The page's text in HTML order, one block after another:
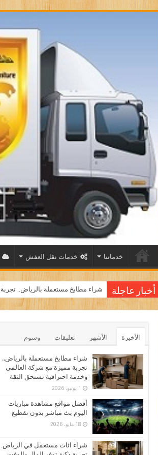
خدماتنا خدمات نقل العفش
أخبار عاجلة شراء مطابخ مستعملة بالرياض..
الأخيرة الأشهر تعليقات وسوم
شراء مطابخ مستعملة بالرياض..
تجربة مميزة مع شركة العالمي
وخدمة احترافية تستحق الثقة
1 يونيو، 2026
أفضل مواقع مشاهدة مباريات
اليوم بث مباشر بدون تقطيع
18 مايو، 2026
شراء اثاث مستعمل في الرياض…